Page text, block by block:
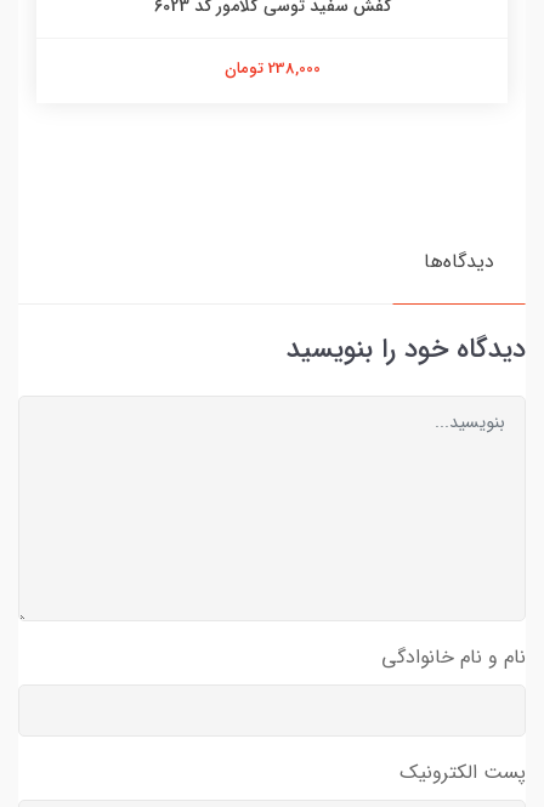
کفش سفید توسی گلامور کد 6023
238,000 تومان
دیدگاه‌ها
دیدگاه خود را بنویسید
نام و نام خانوادگی
پست الکترونیک